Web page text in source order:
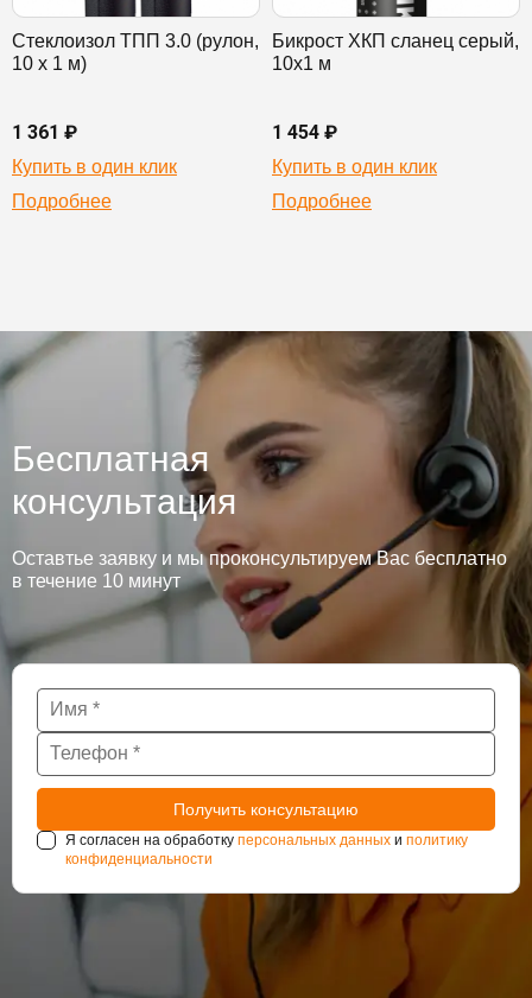
Стеклоизол ТПП 3.0 (рулон,
10 х 1 м)
1 361 ₽
Купить в один клик
Подробнее
Бикрост ХКП сланец серый,
10х1 м
1 454 ₽
Купить в один клик
Подробнее
Бесплатная
консультация
Оставтье заявку и мы проконсультируем Вас бесплатно
в течение 10 минут
Я согласен на обработку персональных данных и политику
конфиденциальности